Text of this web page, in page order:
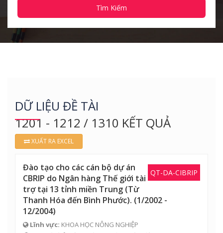
Tìm Kiếm
DỮ LIỆU ĐỀ TÀI
1201 - 1212 / 1310 KẾT QUẢ
XUẤT RA EXCEL
QT-DA-CIBRIP
Đào tạo cho các cán bộ dự án
CBRIP do Ngân hàng Thế giới tài
trợ tại 13 tỉnh miền Trung (Từ
Thanh Hóa đến Bình Phước). (1/2002 -
12/2004)
Lĩnh vực: KHOA HỌC NÔNG NGHIỆP